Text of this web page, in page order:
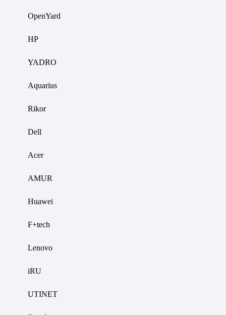
OpenYard
HP
YADRO
Aquarius
Rikor
Dell
Acer
AMUR
Huawei
F+tech
Lenovo
iRU
UTINET